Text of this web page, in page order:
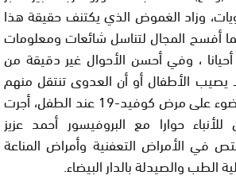
وزاد الغموض الذي يكتنف حقيقة هذا
أفسح المجال لتناسل شائعات ومعلومات
، وفي أحسن الأحوال غير دقيقة من
يصيب الأطفال أو أن العدوى تنتقل منهم
إلى الكبار. ولتسليط الضوء على مرض كوفيد-19 عند الطفل، أجرت
حوارا مع البروفيسور أحمد عزيز
في الأمراض التعفنية وأمراض المناعة
الطب والصيدلة بالدار البيضاء.